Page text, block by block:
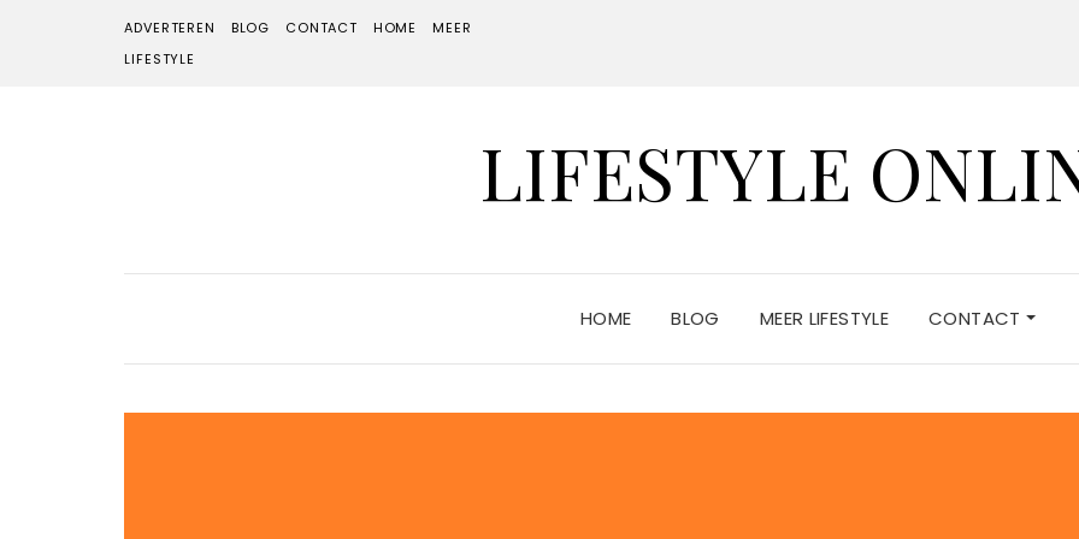
ADVERTEREN BLOG CONTACT HOME
MEER
LIFESTYLE
LIFESTYLE
HOME BLOG MEER LIFESTYLE CONTACT